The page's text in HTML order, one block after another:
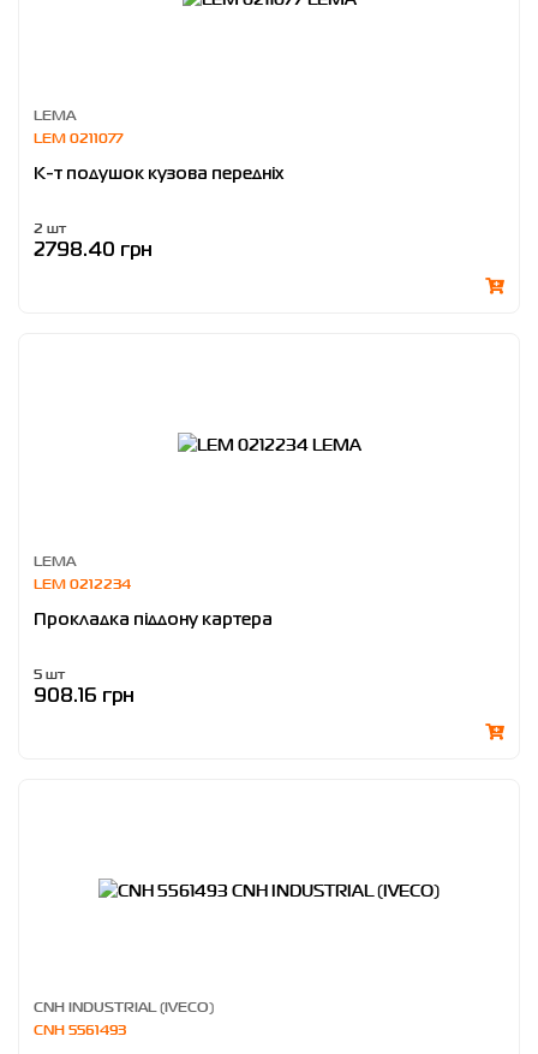
LEMA
LEM 0211077
К-т подушок кузова передніх
2 шт
2798.40 грн
LEMA
LEM 0212234
Прокладка піддону картера
5 шт
908.16 грн
CNH INDUSTRIAL (IVECO)
CNH 5561493